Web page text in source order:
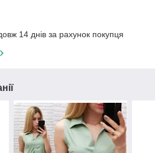
14 днів за рахунок покупця